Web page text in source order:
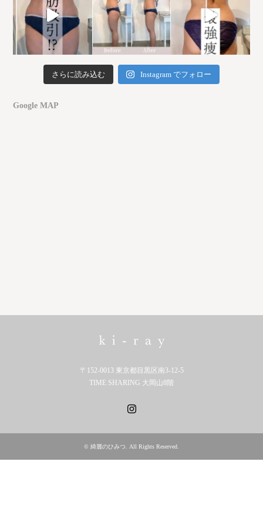
さらに読み込む Instagram でフォロー
Google MAP
〒152-0013 東京都目黒区南3-12-5
TIME SHARING 大岡山8階
© 綺麗のひみつ . All Rights Reserved.